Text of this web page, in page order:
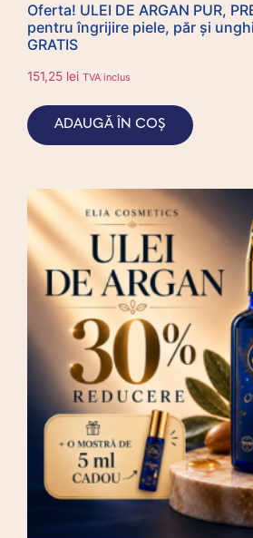
Oferta! ULEI DE ARGAN PUR,
pentru îngrijire piele, păr și
GRATIS
151,25 lei TVA inclus
ADAUGĂ ÎN COȘ